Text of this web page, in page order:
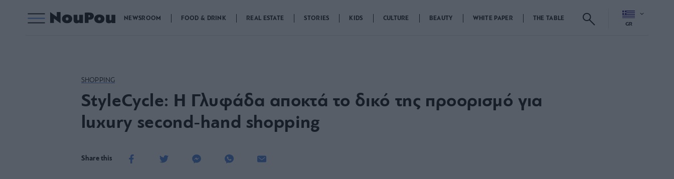
NEWSROOM FOOD & DRINK REAL ESTATE STORIES KIDS CULTURE BEAUTY WHITE PAPER THE TABLE
GR
SHOPPING
StyleCycle: Η Γλυφάδα αποκτά το δικό της προορισμό για
luxury second-hand shopping
Share this